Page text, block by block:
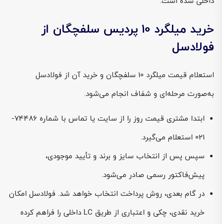
خرید میلگرد 10 پردیس سلفچگان از
فولادسل
استعلام قیمت میلگرد 10 سلفچگان و خرید آن از فولادسل
به‌صورت مرحله‌ای و شفاف انجام می‌شود.
ابتدا مشتری قیمت روز را از سایت یا تماس با شماره 74486-
021 استعلام می‌گیرد.
سپس پس از انتخاب سایز و برند و تأیید موجودی،
پیش‌فاکتور رسمی صادر می‌شود.
در گام بعدی، روش پرداخت انتخاب خواهد شد. فولادسل امکان
خرید نقدی، چکی و اعتباری از طریق LC داخلی را فراهم کرده